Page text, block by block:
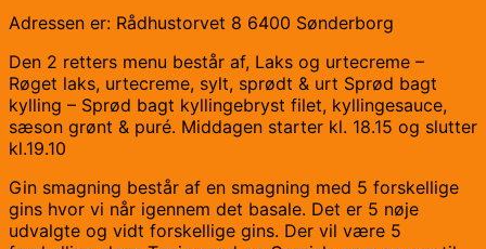
Adressen er: Rådhustorvet 8 6400 Sønderborg
Den 2 retters menu består af, Laks og urtecreme –
Røget laks, urtecreme, sylt, sprødt & urt Sprød bagt
kylling – Sprød bagt kyllingebryst filet, kyllingesauce,
sæson grønt & puré. Middagen starter kl. 18.15 og slutter
kl.19.10
Gin smagning består af en smagning med 5 forskellige
gins hvor vi når igennem det basale. Det er 5 nøje
udvalgte og vidt forskellige gins. Der vil være 5